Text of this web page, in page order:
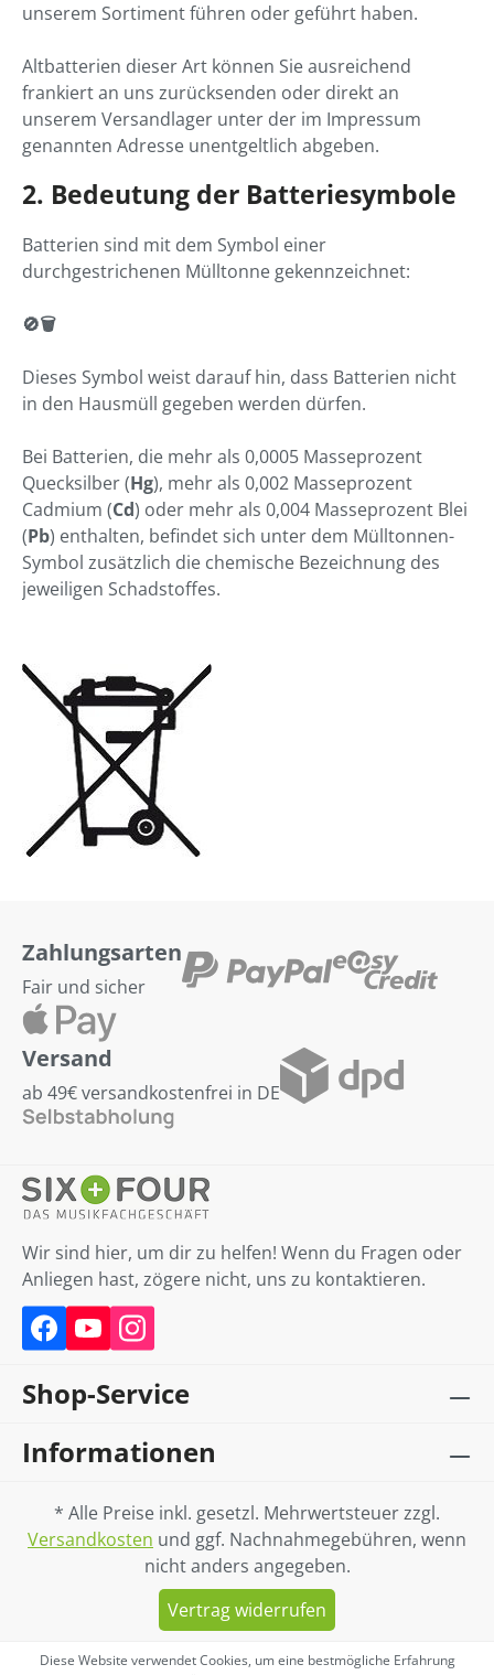
unserem Sortiment führen oder geführt haben.
Altbatterien dieser Art können Sie ausreichend
frankiert an uns zurücksenden oder direkt an
unserem Versandlager unter der im Impressum
genannten Adresse unentgeltlich abgeben.
2. Bedeutung der Batteriesymbole
Batterien sind mit dem Symbol einer
durchgestrichenen Mülltonne gekennzeichnet:
🚫🗑️
Dieses Symbol weist darauf hin, dass Batterien nicht
in den Hausmüll gegeben werden dürfen.
Bei Batterien, die mehr als 0,0005 Masseprozent
Quecksilber (Hg), mehr als 0,002 Masseprozent
Cadmium (Cd) oder mehr als 0,004 Masseprozent Blei
(Pb) enthalten, befindet sich unter dem Mülltonnen-
Symbol zusätzlich die chemische Bezeichnung des
jeweiligen Schadstoffes.
Zahlungsarten
Fair und sicher
Versand
ab 49€ versandkostenfrei in DE
Wir sind hier, um dir zu helfen! Wenn du Fragen oder
Anliegen hast, zögere nicht, uns zu kontaktieren.
Shop-Service
Informationen
* Alle Preise inkl. gesetzl. Mehrwertsteuer zzgl.
Versandkosten und ggf. Nachnahmegebühren, wenn
nicht anders angegeben.
Vertrag widerrufen
Diese Website verwendet Cookies, um eine bestmögliche Erfahrung